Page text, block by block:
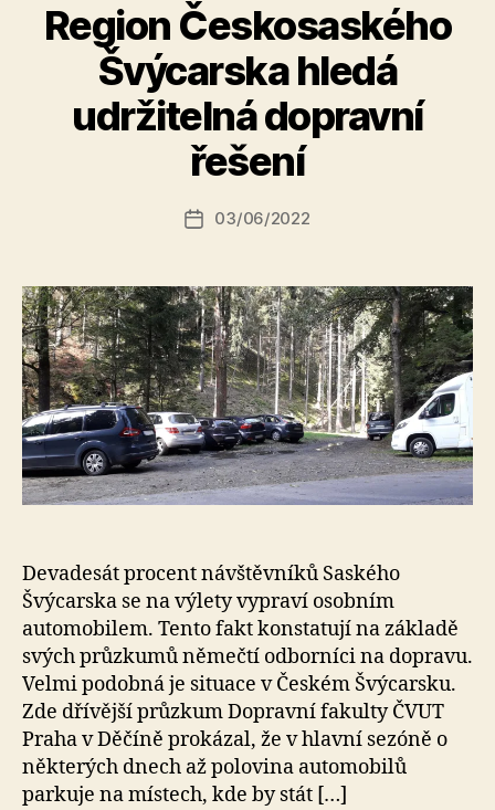
Region Českosaského
Švýcarska hledá
udržitelná dopravní
řešení
Autor
příspěvku
A
u
a
s
o
Datum
03/06/2022
Devadesát procent návštěvníků Saského
Švýcarska se na výlety vypraví osobním
automobilem. Tento fakt konstatují na základě
svých průzkumů němečtí odborníci na dopravu.
Velmi podobná je situace v Českém Švýcarsku.
Zde dřívější průzkum Dopravní fakulty ČVUT
Praha v Děčíně prokázal, že v hlavní sezóně o
některých dnech až polovina automobilů
parkuje na místech, kde by stát […]